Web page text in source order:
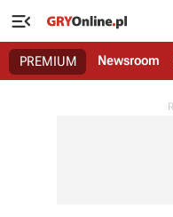

PREMIUM Newsroom